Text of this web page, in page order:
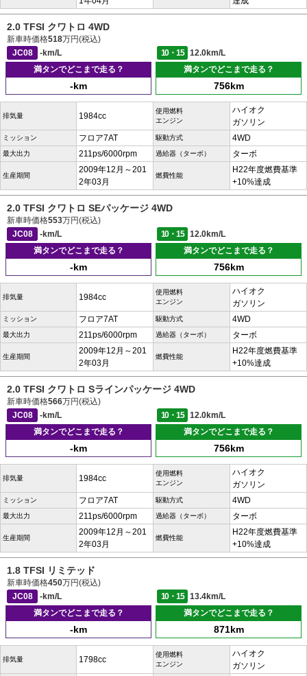
2.0 TFSI クワトロ 4WD
新車時価格518万円(税込)
JC08
-km/L 10・15
12.0km/L
満タンでどこまで走る？
-km
満タンでどこまで走る？
756km
排気量 1984cc
使用燃料
エンジン
ハイオク
ガソリン
ミッション フロア7AT 駆動方式 4WD
最大出力 211ps/6000rpm 過給器（ターボ） ターボ
生産期間
2009年12月～201
2年03月
燃費性能
H22年度燃費基準
+10%達成
2.0 TFSI クワトロ SEパッケージ 4WD
新車時価格553万円(税込)
JC08
-km/L 10・15
12.0km/L
満タンでどこまで走る？
-km
満タンでどこまで走る？
756km
排気量 1984cc
使用燃料
エンジン
ハイオク
ガソリン
ミッション フロア7AT 駆動方式 4WD
最大出力 211ps/6000rpm 過給器（ターボ） ターボ
生産期間
2009年12月～201
2年03月
燃費性能
H22年度燃費基準
+10%達成
2.0 TFSI クワトロ Sラインパッケージ 4WD
新車時価格566万円(税込)
JC08
-km/L 10・15
12.0km/L
満タンでどこまで走る？
-km
満タンでどこまで走る？
756km
排気量 1984cc
使用燃料
エンジン
ハイオク
ガソリン
ミッション フロア7AT 駆動方式 4WD
最大出力 211ps/6000rpm 過給器（ターボ） ターボ
生産期間
2009年12月～201
2年03月
燃費性能
H22年度燃費基準
+10%達成
1.8 TFSI リミテッド
新車時価格450万円(税込)
JC08
-km/L 10・15
13.4km/L
満タンでどこまで走る？
-km
満タンでどこまで走る？
871km
排気量 1798cc
使用燃料
エンジン
ハイオク
ガソリン